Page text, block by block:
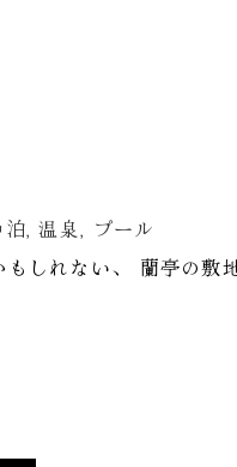
泊,温泉, プール
しれない、 蘭亭の敷